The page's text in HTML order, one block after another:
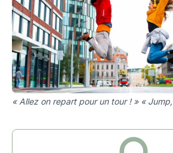
« Allez on repart pour un tour ! » «